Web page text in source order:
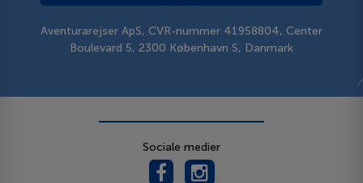
Aventurarejser ApS, CVR-nummer 41958804, Center
Boulevard 5, 2300 København S, Danmark
Sociale medier